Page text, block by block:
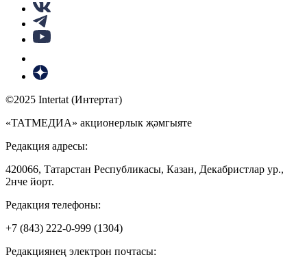
©2025 Intertat (Интертат)
«ТАТМЕДИА» акционерлык җәмгыяте
Редакция адресы:
420066, Татарстан Республикасы, Казан, Декабристлар ур.,
2нче йорт.
Редакция телефоны:
+7 (843) 222-0-999 (1304)
Редакциянең электрон почтасы: